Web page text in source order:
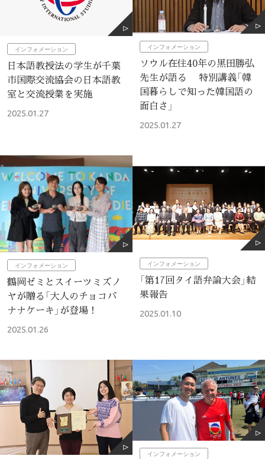
インフォメーション
日本語教授法の学生が千葉
市国際交流協会の日本語教
室と交流授業を実施
2025.01.27
インフォメーション
ソウル在住40年の黒田勝弘
先生が語る 特別講義「韓
国暮らしで知った韓国語の
面白さ」
2025.01.27
インフォメーション
鶴岡ゼミとスイーツミズノ
ヤが贈る「大人のチョコバ
ナナケーキ」が登場！
2025.01.26
インフォメーション
「第17回タイ語弁論大会」結
果報告
2025.01.10
インフォメーション